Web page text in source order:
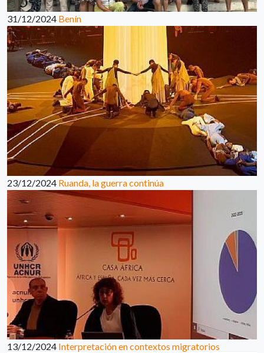
31/12/2024 Benín
23/12/2024 Ruanda, la guerra continúa
13/12/2024 Interpretación en contextos migratorios